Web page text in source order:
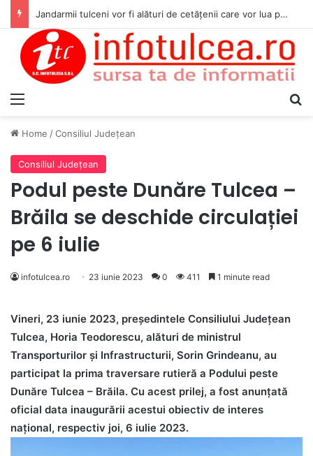
Jandarmii tulceni vor fi alături de cetățenii care vor lua parte la Festivalul Folk Țestos
Home /Consiliul Judeţean
Consiliul Judeţean
Podul peste Dunăre Tulcea –
Brăila se deschide circulației
pe 6 iulie
infotulcea.ro 23 iunie 2023 0 411 1 minute read
Vineri, 23 iunie 2023, președintele Consiliului Județean
Tulcea, Horia Teodorescu, alături de ministrul
Transporturilor și Infrastructurii, Sorin Grindeanu, au
participat la prima traversare rutieră a Podului peste
Dunăre Tulcea – Brăila. Cu acest prilej, a fost anunțată
oficial data inaugurării acestui obiectiv de interes
național, respectiv joi, 6 iulie 2023.